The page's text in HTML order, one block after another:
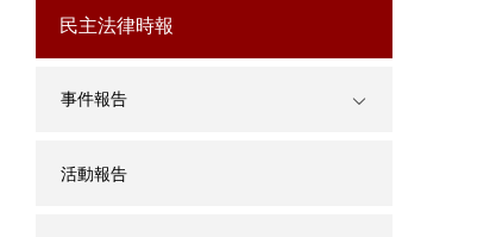
民主法律時報
事件報告
活動報告